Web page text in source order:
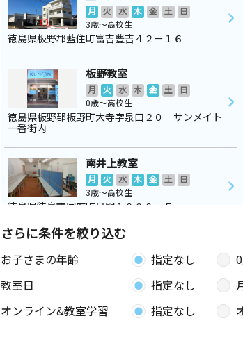
月 火 水 木 金 土
日
3歳～高校生
徳島県板野郡藍住町富吉豊吉４２ー１６
板野教室
月 火 水 木 金 土
日
0歳～高校生
徳島県板野郡板野町大寺字泉口２０ サンメイト
一番街内
南井上教室
月 火 水 木 金 土
日
3歳～高校生
徳島県徳島市国府町日開１０００－５
竜王教室
木 金 土 日
徳島県徳島市国府町竜王６－２６
藍住住吉教室
さらに条件を絞り込む
お子さまの年齢 指定なし
教室日
指定なし
オンライン&教室学習
指定なし